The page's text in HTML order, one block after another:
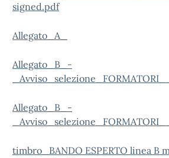
signed.pdf
Allegato_A_
Allegato_B_-
Allegato_B_-
timbro_BANDO ESPERTO linea B